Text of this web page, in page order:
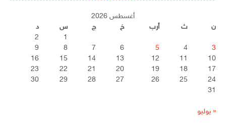
أغسطس 2026
ن
ث أرب خ ج س
د
1
2
3
4
5
6
7
8
9
10
11
12
13
14
15
16
17
18
19
20
21
22
23
24
25
26
27
28
29
30
31
« يوليو